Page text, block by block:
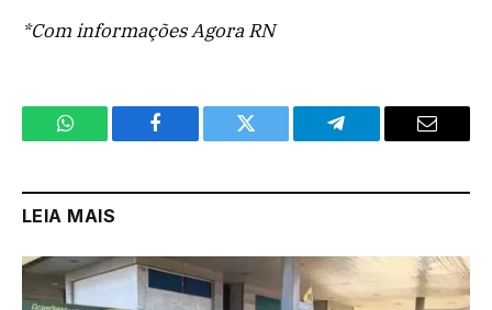
*Com informações Agora RN
WhatsApp Facebook Twitter Telegram Email
LEIA MAIS